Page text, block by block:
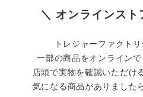
＼ オンラインスト
トレジャーファクト
一部の商品をオンラインで
店頭で実物を確認いただけ
気になる商品がありました